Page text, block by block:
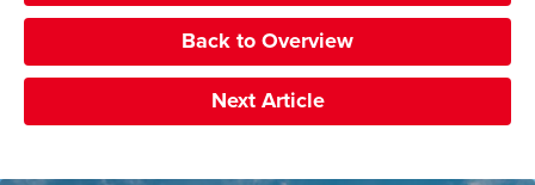
Back to Overview
Next Article